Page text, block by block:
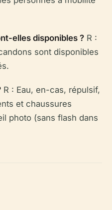
elles disponibles ? R :
sont disponibles
R : Eau, en-cas, répulsif,
et chaussures
photo (sans flash dans